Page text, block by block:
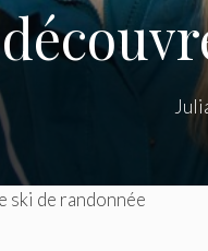
ski de randonnée